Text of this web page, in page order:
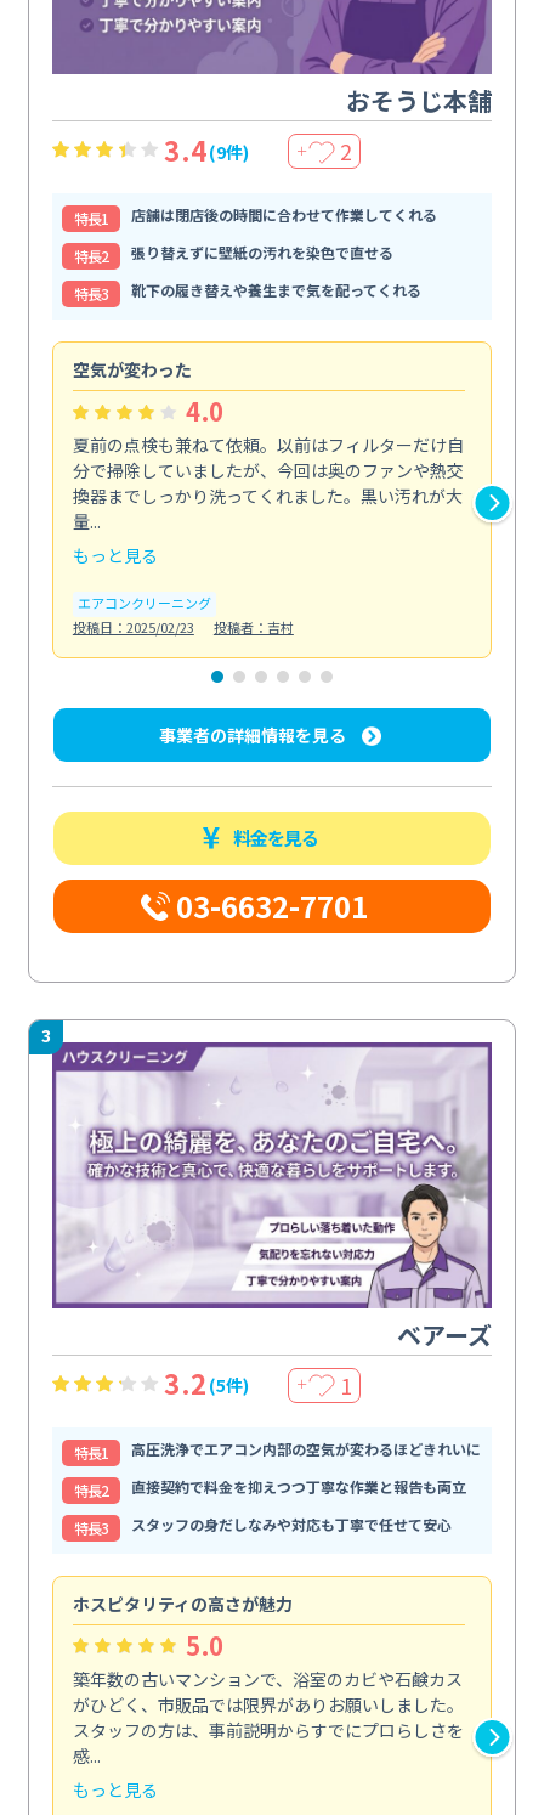
おそうじ本舗
3.4(9件) ＋ 2
特⻑1
店舗は閉店後の時間に合わせて作業してくれる
特⻑2
張り替えずに壁紙の汚れを染色で直せる
特⻑3
靴下の履き替えや養生まで気を配ってくれる
空気が変わった
4.0
夏前の点検も兼ねて依頼。以前はフィルターだけ自
分で掃除していましたが、今回は奥のファンや熱交
換器までしっかり洗ってくれました。黒い汚れが大
量...
もっと見る
エアコンクリーニング
投稿日：2025/02/23
投稿者：吉村
事業者の詳細情報を見る
料金を見る
03-6632-7701
3
ベアーズ
3.2 (5件) ＋ 1
特⻑1
高圧洗浄でエアコン内部の空気が変わるほどきれいに
特⻑2
直接契約で料金を抑えつつ丁寧な作業と報告も両立
特⻑3
スタッフの身だしなみや対応も丁寧で任せて安心
ホスピタリティの高さが魅力
5.0
築年数の古いマンションで、浴室のカビや石鹸カス
がひどく、市販品では限界がありお願いしました。
スタッフの方は、事前説明からすでにプロらしさを
感...
もっと見る